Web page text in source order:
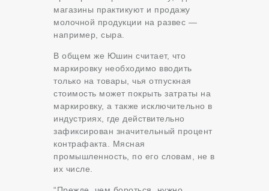
магазины практикуют и продажу
молочной продукции на развес —
например, сыра.
В общем же Юшин считает, что
маркировку необходимо вводить
только на товары, чья отпускная
стоимость может покрыть затраты на
маркировку, а также исключительно в
индустриях, где действительно
зафиксирован значительный процент
контрафакта. Мясная
промышленность, по его словам, не в
их числе.